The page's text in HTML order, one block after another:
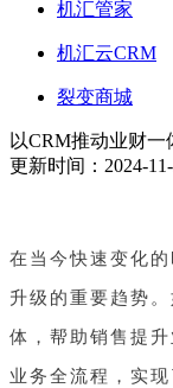
机汇管家
机汇云CRM
裂变商城
以CRM推动业财
更新时间：2024-
在当今快速变化
升级的重要趋势
体，帮助销售提
业务全流程，实